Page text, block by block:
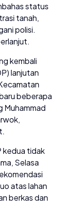
status
tanah,
polisi.
kembali
lanjutan
beberapa
Muhammad
kedua tidak
Selasa
atas lahan
berkas dan